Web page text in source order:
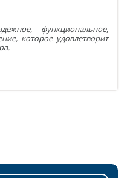
функциональное,
которое удовлетворит